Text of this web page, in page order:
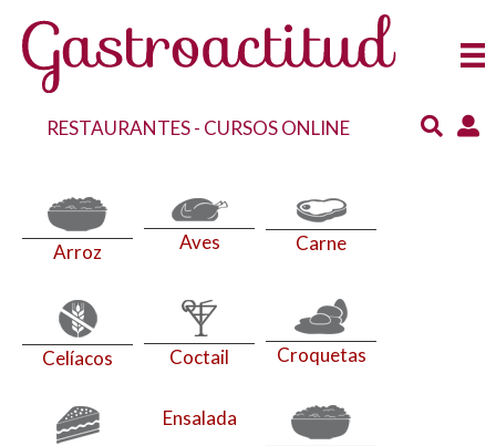
RESTAURANTES- CURSOS ONLINE
Arroz Aves Carne
Celíacos Coctail Croquetas
Ensalada